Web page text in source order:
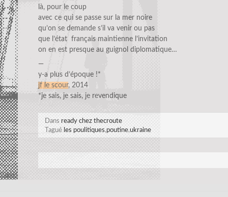
là, pour le coup
avec ce qui se passe sur la mer noire
qu’on se demande s’il va venir ou pas
que l’état français maintienne l’invitation
on en est presque au guignol diplomatique…
—
y-a plus d’époque !*
jf le scour, 2014
*je sais, je sais, je revendique
Dans ready chez thecroute
Tagué les poulitiques,poutine,ukraine